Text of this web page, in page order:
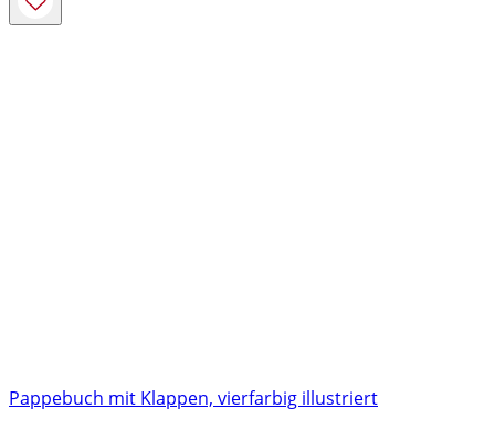
Pappebuch mit Klappen, vierfarbig illustriert